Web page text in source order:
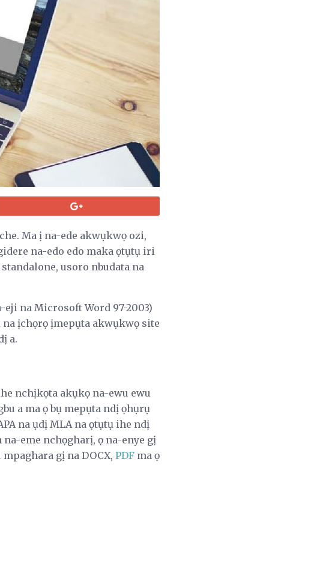
Ma ị na-ede akwụkwọ ozi,
na-edo edo maka ọtụtụ iri
usoro nbudata na
na Microsoft Word 97-2003)
na ịchọrọ ịmepụta akwụkwọ site
a.
nchịkọta akụkọ na-ewu ewu
a ma ọ bụ mepụta ndị ọhụrụ
na ụdị MLA na ọtụtụ ihe ndị
eme nchọgharị, ọ na-enye gị
gị na DOCX, PDF ma ọ